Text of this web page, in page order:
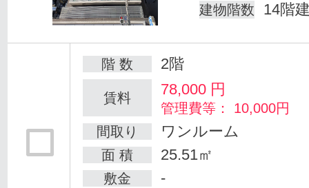
建物階数 14階
階 数 2階
賃料 78,000 円
管理費等： 10,000円
間取り
ワンルーム
面 積 25.51㎡
敷金 -